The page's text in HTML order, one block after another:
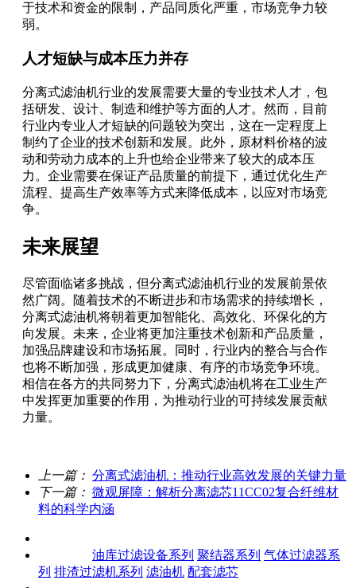
于技术和资金的限制，产品同质化严重，市场竞争力较
弱。
人才短缺与成本压力并存
分离式滤油机行业的发展需要大量的专业技术人才，包
括研发、设计、制造和维护等方面的人才。然而，目前
行业内专业人才短缺的问题较为突出，这在一定程度上
制约了企业的技术创新和发展。此外，原材料价格的波
动和劳动力成本的上升也给企业带来了较大的成本压
力。企业需要在保证产品质量的前提下，通过优化生产
流程、提高生产效率等方式来降低成本，以应对市场竞
争。
未来展望
尽管面临诸多挑战，但分离式滤油机行业的发展前景依
然广阔。随着技术的不断进步和市场需求的持续增长，
分离式滤油机将朝着更加智能化、高效化、环保化的方
向发展。未来，企业将更加注重技术创新和产品质量，
加强品牌建设和市场拓展。同时，行业内的整合与合作
也将不断加强，形成更加健康、有序的市场竞争环境。
相信在各方的共同努力下，分离式滤油机将在工业生产
中发挥更加重要的作用，为推动行业的可持续发展贡献
力量。
上一篇： 分离式滤油机：推动行业高效发展的关键力量
下一篇： 微观屏障：解析分离滤芯11CC02复合纤维材
料的科学内涵
油库过滤设备系列 聚结器系列 气体过滤器系
列 排渣过滤机系列 滤油机 配套滤芯